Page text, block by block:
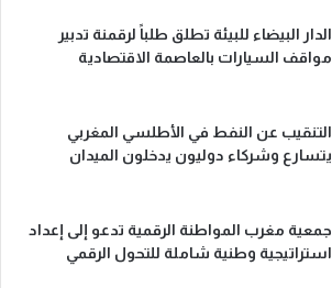
الدار البيضاء للبيئة تطلق طلباً لرقمنة تدبير
مواقف السيارات بالعاصمة الاقتصادية
التنقيب عن النفط في الأطلسي المغربي
يتسارع وشركاء دوليون يدخلون الميدان
جمعية مغرب المواطنة الرقمية تدعو إلى إعداد
استراتيجية وطنية شاملة للتحول الرقمي